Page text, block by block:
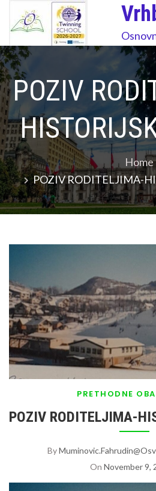
POZIV
Home
POZIV RODITELJIMA-
PRETHODNE
POZIV RODITELJIMA-
By
On November 9,